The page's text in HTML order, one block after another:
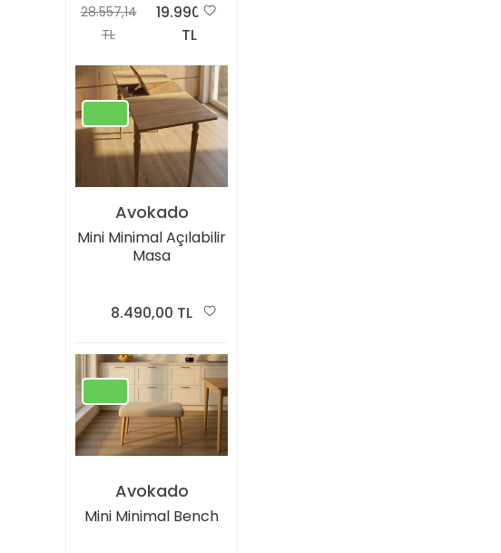
28.557,14
TL
19.990,00
TL
Avokado
Mini Minimal Açılabilir
Masa
8.490,00 TL
Avokado
Mini Minimal Bench